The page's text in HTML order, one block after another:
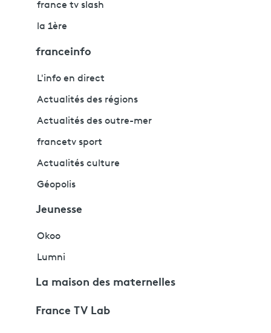
france tv slash
la 1ère
franceinfo
L'info en direct
Actualités des régions
Actualités des outre-mer
francetv sport
Actualités culture
Géopolis
Jeunesse
Okoo
Lumni
La maison des maternelles
France TV Lab